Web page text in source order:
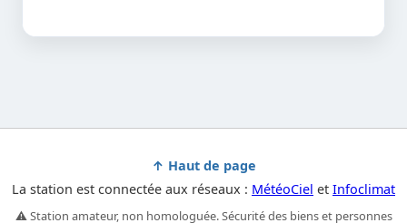
↑ Haut de page
La station est connectée aux réseaux : MétéoCiel et Infoclimat
⚠️ Station amateur, non homologuée. Sécurité des biens et personnes